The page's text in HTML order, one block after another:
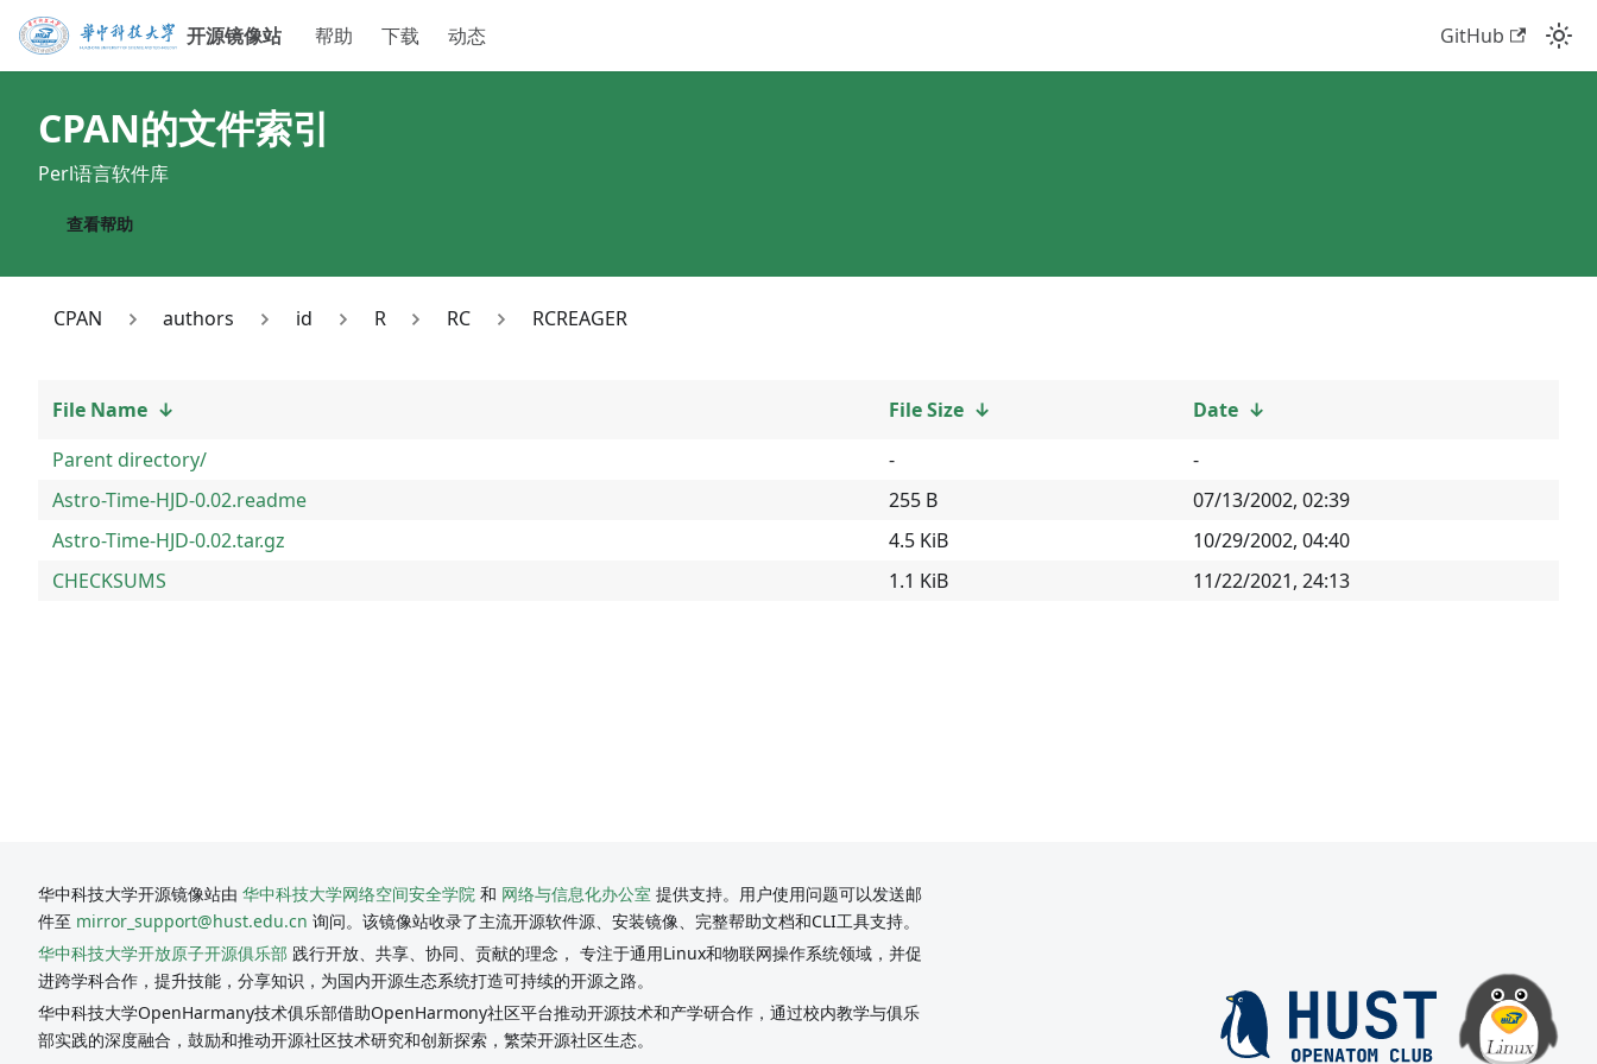
开源镜像站 帮助 下载 动态 GitHub
CPAN的文件索引
Perl语言软件库
查看帮助
CPAN authors id R RC RCREAGER
File Name ↓ File Size ↓ Date ↓
Parent directory/
-
-
Astro-Time-HJD-0.02.readme
255 B
07/13/2002, 02:39
Astro-Time-HJD-0.02.tar.gz
4.5 KiB
10/29/2002, 04:40
CHECKSUMS
1.1 KiB 11/22/2021, 24:13
华中科技大学开源镜像站由 华中科技大学网络空间安全学院 和 网络与信息化办公室 提供支持。用户使用问题可以发送邮
件至 mirror_support@hust.edu.cn 询问。该镜像站收录了主流开源软件源、安装镜像、完整帮助文档和CLI工具支持。
华中科技大学开放原子开源俱乐部 践行开放、共享、协同、贡献的理念， 专注于通用Linux和物联网操作系统领域，并促
进跨学科合作，提升技能，分享知识，为国内开源生态系统打造可持续的开源之路。
华中科技大学OpenHarmany技术俱乐部借助OpenHarmony社区平台推动开源技术和产学研合作，通过校内教学与俱乐
部实践的深度融合，鼓励和推动开源社区技术研究和创新探索，繁荣开源社区生态。